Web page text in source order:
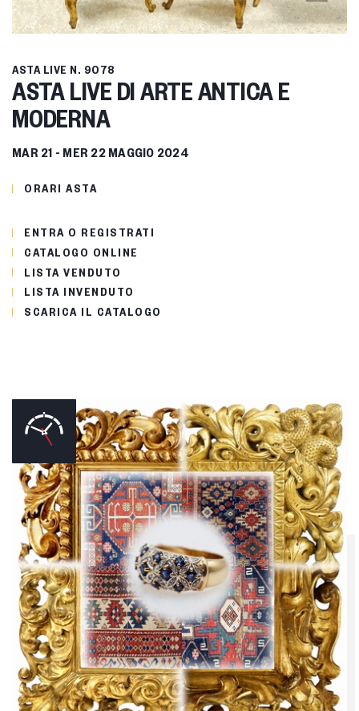
ASTA LIVE N. 9078
ASTA LIVE DI ARTE ANTICA E
MODERNA
MAR 21 - MER 22 MAGGIO 2024
ORARI ASTA
ENTRA O REGISTRATI
CATALOGO ONLINE
LISTA VENDUTO
LISTA INVENDUTO
SCARICA IL CATALOGO